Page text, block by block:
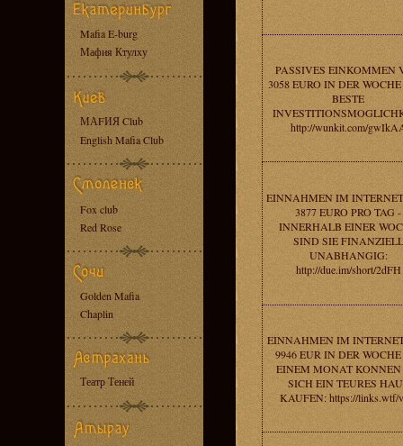
Mafia E-burg
Мафия Ктулху
МАFИЯ Club
English Mafia Club
Fox club
Red Rose
Golden Mafia
Chaplin
Театр Теней
PASSIVES EINKOMMEN
3058 EURO IN DER
BESTE
http://wunkit.com/
EINNAHMEN IM
3877 EURO PRO TAG -
INNERHALB EINER
SIND SIE FINANZIELL
UNABHANGIG:
http://due.im/short/2dFH
EINNAHMEN IM
9946 EUR IN DER
EINEM MONAT KONNEN
SICH EIN TEURES
KAUFEN: https://links.wtf/